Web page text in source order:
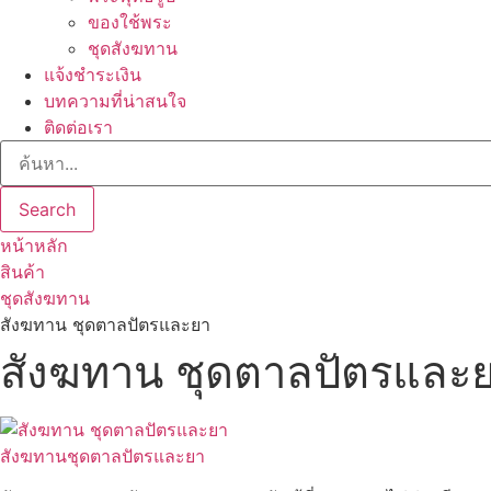
ของใช้พระ
ชุดสังฆทาน
แจ้งชำระเงิน
บทความที่น่าสนใจ
ติดต่อเรา
Search
หน้าหลัก
สินค้า
ชุดสังฆทาน
สังฆทาน ชุดตาลปัตรและยา
สังฆทาน ชุดตาลปัตรและ
สังฆทานชุดตาลปัตรและยา